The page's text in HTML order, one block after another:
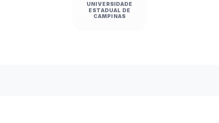
UNIVERSIDADE
ESTADUAL DE
CAMPINAS